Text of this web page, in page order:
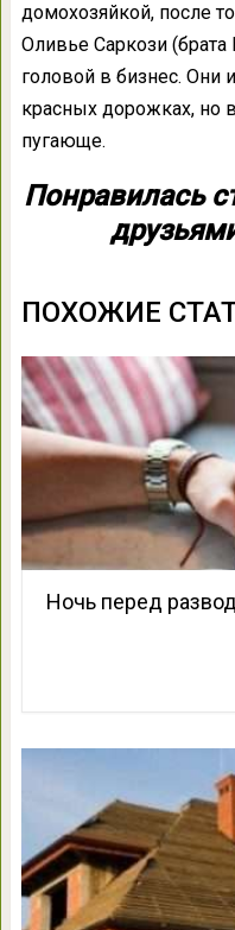
домохозяйкой, после
Оливье Саркози
головой в бизнес. Они
красных дорожках, но
пугающе.
Понравилась
ПОХОЖИЕ
Ночь перед